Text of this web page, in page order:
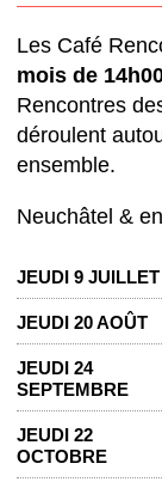
Les Café
mois de
Rencontres
déroulent
ensemble.
Neuchâtel &
JEUDI 9 JUILLET
JEUDI 20 AOÛT
JEUDI 24
SEPTEMBRE
JEUDI 22
OCTOBRE